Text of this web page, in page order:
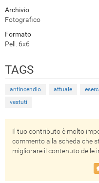
Archivio
Fotografico
Formato
Pell. 6x6
TAGS
antincendio attuale
vestuti
Il tuo contributo è molto
commento alla scheda che
migliorare il contenuto delle